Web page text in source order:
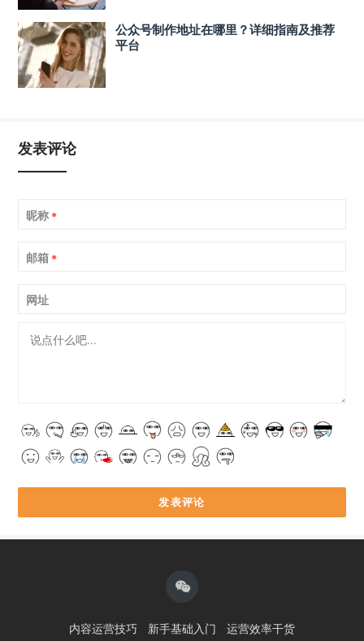
公众号制作地址在哪里？详细指南及推荐
平台
发表评论
昵称 *
邮箱 *
网址
内容运营技巧 新手基础入门 运营效率干货